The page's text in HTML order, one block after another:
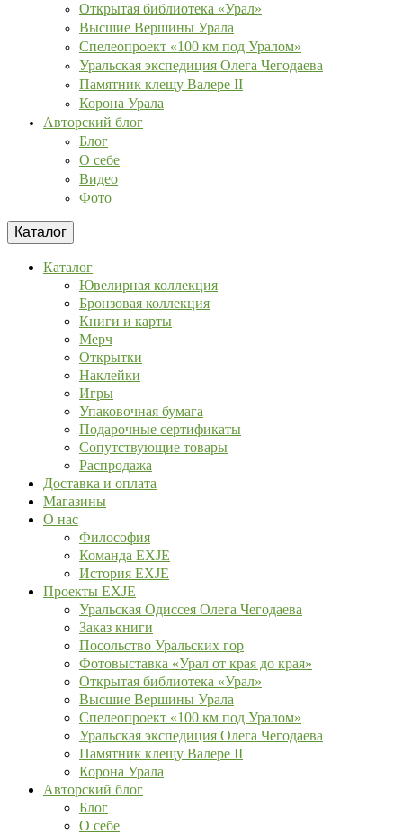
Открытая библиотека «Урал»
Высшие Вершины Урала
Спелеопроект «100 км под Уралом»
Уральская экспедиция Олега Чегодаева
Памятник клещу Валере II
Корона Урала
Авторский блог
Блог
О себе
Видео
Фото
Каталог
Каталог
Ювелирная коллекция
Бронзовая коллекция
Книги и карты
Мерч
Открытки
Наклейки
Игры
Упаковочная бумага
Подарочные сертификаты
Сопутствующие товары
Распродажа
Доставка и оплата
Магазины
О нас
Философия
Команда EXJE
История EXJE
Проекты EXJE
Уральская Одиссея Олега Чегодаева
Заказ книги
Посольство Уральских гор
Фотовыставка «Урал от края до края»
Открытая библиотека «Урал»
Высшие Вершины Урала
Спелеопроект «100 км под Уралом»
Уральская экспедиция Олега Чегодаева
Памятник клещу Валере II
Корона Урала
Авторский блог
Блог
О себе